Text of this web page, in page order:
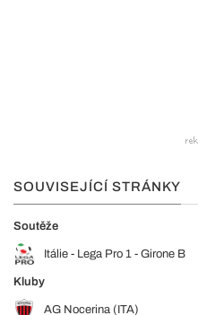
SOUVISEJÍCÍ STRÁNKY
Soutěže
Itálie - Lega Pro 1 - Girone B
Kluby
AG Nocerina (ITA)